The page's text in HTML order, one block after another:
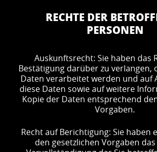
RECHTE DER
PERSONEN
Auskunftsrecht: Sie haben das
Bestätigung darüber zu verlangen,
Daten verarbeitet werden und auf
diese Daten sowie auf weitere
Kopie der Daten entsprechend
Vorgaben.
Recht auf Berichtigung: Sie haben
den gesetzlichen Vorgaben